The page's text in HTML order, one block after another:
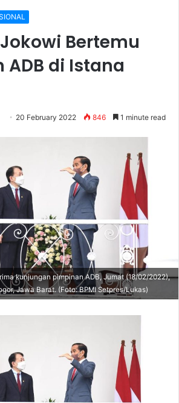
Bertemu
ADB di Istana
n
m
a
l
20 February 2022 846 1 minute read
kunjungan pimpinan ADB, Jumat (18/02/2022),
Jawa Barat. (Foto: BPMI Setpres/Lukas)